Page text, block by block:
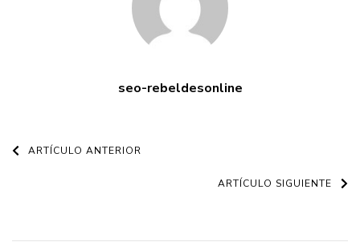
seo-rebeldesonline
Navegación
ARTÍCULO ANTERIOR
ARTÍCULO SIGUIENTE